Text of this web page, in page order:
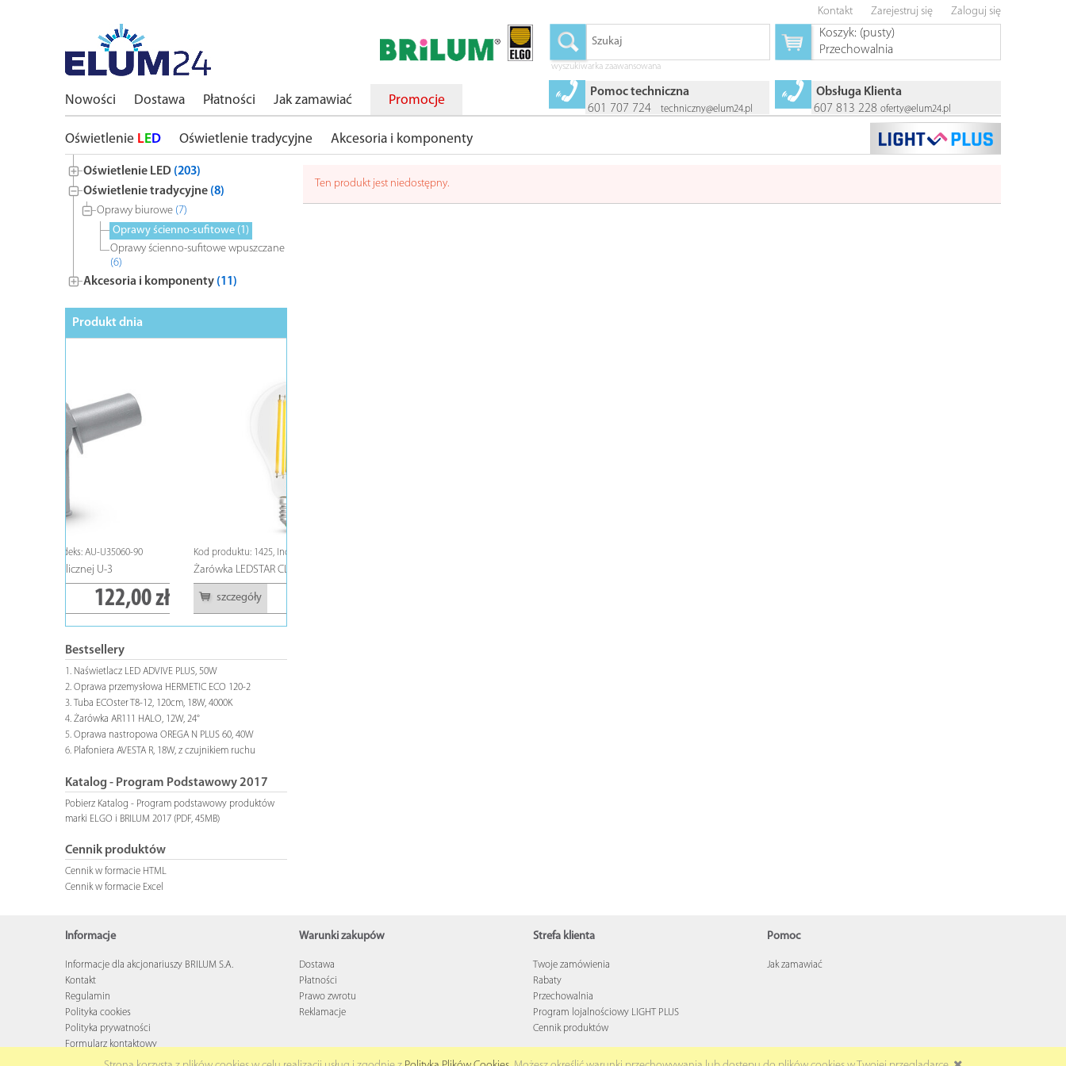
Kontakt Zarejestruj się Zaloguj się
Koszyk: (pusty)
Przechowalnia
wyszukiwarka zaawansowana
Nowości Dostawa Płatności Jak zamawiać Promocje
Obsługa Klienta
607 813 228 oferty@elum24.pl
Pomoc techniczna
601 707 724
techniczny@elum24.pl
Oświetlenie LED Oświetlenie tradycyjne Akcesoria i komponenty
Oświetlenie LED (203)
Oświetlenie tradycyjne (8)
Oprawy biurowe (7)
Oprawy ścienno-sufitowe (1)
Oprawy ścienno-sufitowe wpuszczane
(6)
Akcesoria i komponenty (11)
Produkt dnia
Kod produktu: 1425, Indeks: ZL-FE6813-40
Żarówka LEDSTAR CLASIC E27, A68, 13W
szczegóły 14,50 zł
Bestsellery
Naświetlacz LED ADVIVE PLUS, 50W
Oprawa przemysłowa HERMETIC ECO 120-2
Tuba ECOster T8-12, 120cm, 18W, 4000K
Żarówka AR111 HALO, 12W, 24°
Oprawa nastropowa OREGA N PLUS 60, 40W
Plafoniera AVESTA R, 18W, z czujnikiem ruchu
Katalog - Program Podstawowy 2017
Pobierz Katalog - Program podstawowy produktów
marki ELGO i BRILUM 2017 (PDF, 45MB)
Cennik produktów
Cennik w formacie HTML
Cennik w formacie Excel
Ten produkt jest niedostępny.
Informacje
Informacje dla akcjonariuszy BRILUM S.A.
Kontakt
Regulamin
Polityka cookies
Polityka prywatności
Formularz kontaktowy
Warunki zakupów
Dostawa
Płatności
Prawo zwrotu
Reklamacje
Strefa klienta
Twoje zamówienia
Rabaty
Przechowalnia
Program lojalnościowy LIGHT PLUS
Cennik produktów
Pomoc
Jak zamawiać